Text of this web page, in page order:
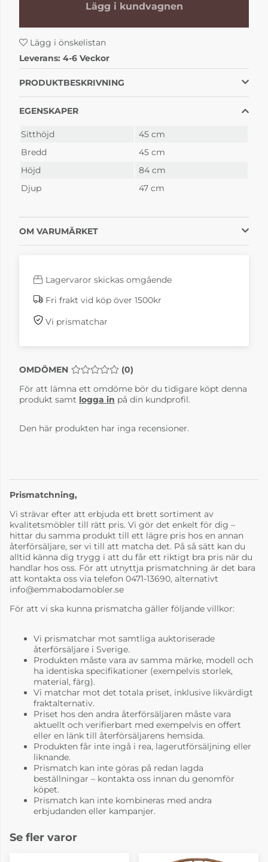
Pinnockio 3 Björk
Ljus mattlack
4-6 Veckor
4-6 Veckor
Blågrön
Pinnockio 57
Gryningsblå
4-6 Veckor
Pinnockio 62
Mörkgrå
4-6 Veckor
Lägg i kundvagnen
Lägg i önskelistan
Leverans: 4-6 Veckor
PRODUKTBESKRIVNING
EGENSKAPER
Sitthöjd
45 cm
Bredd
45 cm
Höjd
84 cm
Djup
47 cm
OM VARUMÄRKET
Lagervaror skickas omgående
Fri frakt vid köp över 1500kr
Vi prismatchar
OMDÖMEN MEDELBETYG 0 AV 5 ANTAL BETYG 0
(0)
För att lämna ett omdöme bör du tidigare köpt denna
produkt samt logga in på din kundprofil.
Den här produkten har inga recensioner.
Prismatchning,
Vi strävar efter att erbjuda ett brett sortiment av
kvalitetsmöbler till rätt pris. Vi gör det enkelt för dig –
hittar du samma produkt till ett lägre pris hos en annan
återförsäljare, ser vi till att matcha det. På så sätt kan du
alltid känna dig trygg i att du får ett riktigt bra pris när du
handlar hos oss. För att utnyttja prismatchning är det bara
att kontakta oss via telefon 0471-13690, alternativt
info@emmabodamobler.se
För att vi ska kunna prismatcha gäller följande villkor:
Vi prismatchar mot samtliga auktoriserade
återförsäljare i Sverige.
Produkten måste vara av samma märke, modell och
ha identiska specifikationer (exempelvis storlek,
material, färg).
Vi matchar mot det totala priset, inklusive likvärdigt
fraktalternativ.
Priset hos den andra återförsäljaren måste vara
aktuellt och verifierbart med exempelvis en offert
eller en länk till återförsäljarens hemsida.
Produkten får inte ingå i rea, lagerutförsäljning eller
liknande.
Prismatch kan inte göras på redan lagda
beställningar – kontakta oss innan du genomför
köpet.
Prismatch kan inte kombineras med andra
erbjudanden eller kampanjer.
Se fler varor